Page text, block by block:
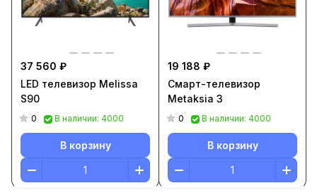
37 560 ₽
LED телевизор Melissa
S90
0 В наличии: 4000
В корзину
19 188 ₽
Смарт-телевизор
Metaksia 3
0 В наличии: 4000
В корзину